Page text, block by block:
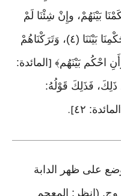
بَيْنَهُمْ، وإِنْ شِئْنَا لَمْ
نَحْكُمْ، فَاِنْ حَكَمْنَا حَكَمْنَا بَيْنَهُمْ بِحُكْمِنَا بَيْنَنَا (٤)، وَتَرَكْنَاهُمْ
احْكُم بَيْنَهُم﴾ [ المائدة:
فَذَلِكَ قَوْلُهُ:
المائدة: ٤٢ ].
على ظهر الدابة
(انظر: المعجم